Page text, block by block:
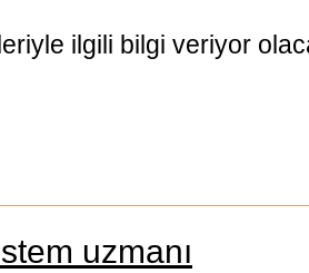
ilgili bilgi veriyor
uzmanı